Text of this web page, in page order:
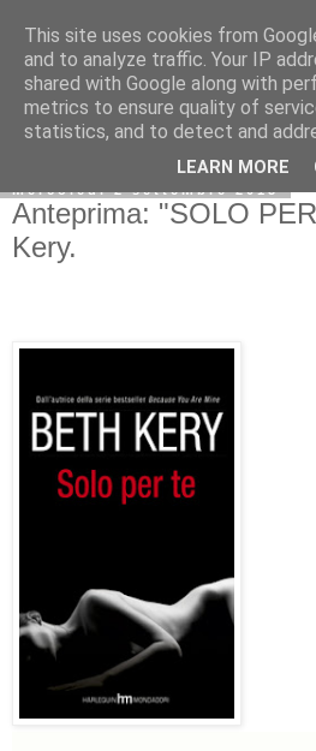
mercoledì 2 settembre 2015
Anteprima: "SOLO
Kery.
This site uses cookies from
and to analyze traffic. Your IP
shared with Google along with
metrics to ensure quality of
statistics, and to detect and
LEARN MORE